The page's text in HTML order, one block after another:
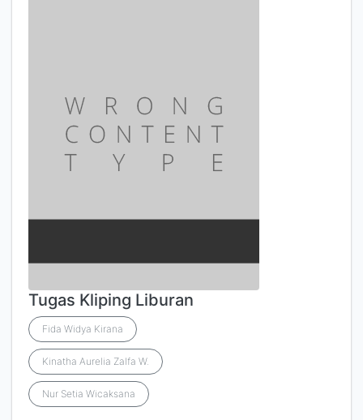
Tugas Kliping Liburan
Fida Widya Kirana
Kinatha Aurelia Zalfa W.
Nur Setia Wicaksana